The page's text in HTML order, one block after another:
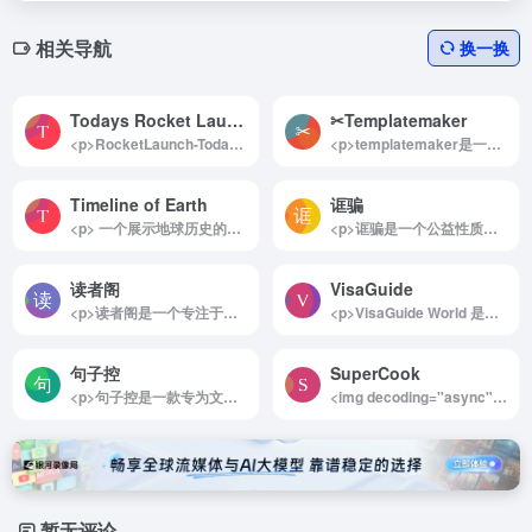
相关导航 换一换
Todays Rocket Launches
<p>RocketLaunch-Today’s Launches 是一款专为太空爱好者和航天领域专家打造的全方位信息平台。无论是了解最新的火箭发射动态，还是回顾历史航天成就，这个网站都能提供详尽而可靠的数据支持。实时更新的任务信息、倒计时以及高清视频资源，让用户足不出户即可跟随全球顶尖航天机构的探索步伐，堪称太空领域的信息宝库。</p><p>详细介绍：</p><p>RocketLaunch-Today’s Launches 是一个专注于全球卫星和飞船发射计划的在线平台，覆盖 SpaceX、NASA 以及其他航天机构的最新动态。用户可以随时查看当天的火箭发射时间表，并通过实时倒计时掌握每一项任务的关键时刻。平台提供详细的任务背景信息、高清视频直播以及实时状态更新，帮助用户深入了解每次发射的技术亮点和科学意义。</p><p>除了当下的发射信息，网站还记录了丰富的历史航天数据，包括历年发射任务的详尽档案和年度回顾等内容，为研究者和爱好者提供珍贵的参考资料。RocketLaunch-Today’s Launches 用全面的功能和易用的界面，成为航天领域信息获取的不二选择，既能满足科普需求，也能服务于专业研究。</p><img decoding="async" data-src="//www.40000.net/wp-content/uploads/2024/12/20241215075441-675e8b416ea93.webp" src="https://www.40000.net/wp-content/themes/onenav/images/t.png" alt="Todays Rocket Launches">
✂Templatemaker ︎
<p>templatemaker是一个提供在线免费纸盒模型下载和制作方法的网站，旨在帮助用户轻松制作各种纸盒。该平台的纸盒种类繁多，涵盖了从简单的礼品盒到复杂的包装设计，满足不同需求的用户。制作这些纸盒所需的原材料非常简单，仅需剪刀、硬纸板和胶水，便可以开始创作。</p><p>在templatemaker上，用户可以免费创建和下载自定义尺寸的纸艺和包装模板。网站提供了多种模板类型，适用于纸工艺、包装、包装设计、学习材料以及装饰等多个领域。无论是想要为特别的场合制作独特的礼物包装，还是需要设计学习材料的教师，templatemaker都能提供丰富的资源和灵感。此外，用户无需注册即可直接使用和下载模板，极大地方便了用户的体验。</p><p>推荐使用templatemaker的理由在于，它不仅提供了丰富的纸盒设计选择，还鼓励用户发挥创意，制作个性化的纸艺作品。无论是家庭手工爱好者、学生还是教师，都能在这个平台上找到适合自己的项目。通过简单的操作和易于理解的制作方法，用户可以在家中享受DIY的乐趣，创造出独特的纸盒作品。</p><p>总之，templatemaker是一个理想的在线资源，适合所有对纸艺和包装设计感兴趣的人。无论是初学者还是经验丰富的手工艺者，都能在这里找到灵感和实用的工具，轻松实现自己的创意。</p><img decoding="async" data-src="//www.40000.net/wp-content/uploads/2024/12/20241215075505-675e8b59b286c.webp" src="https://www.40000.net/wp-content/themes/onenav/images/t.png" alt="✂Templatemaker ︎">
Timeline of Earth
<p> 一个展示地球历史的网站，它通过丰富的图文和多媒体内容详细介绍了地球各个重要阶段的历史。这个网站不仅涵盖了恐龙时代、历史时期以及文明发展等关键时期，还提供了直观易懂的图标来帮助用户理解地球从无到有的演化过程。 </p>
诓骗
<p>诓骗是一个公益性质的网站，旨在通过收集和分享真实案例以及防骗技巧来帮助人们提升识骗防骗的能力。它提供了丰富的反诈信息，包括最新骗局、实用防骗指南、相关法律法规等内容，非常适合想要提升安全意识的用户。这一网站的宗旨是“愿天下无骗”，为用户提供可靠的学习资源，帮助他们避免陷入各种诈骗陷阱。</p><p>详细介绍：</p><p>诓骗致力于构建一个全面的防骗知识平台，通过提供丰富的内容帮助人们提高警惕和自我保护意识。该网站涵盖了多个重要的专栏，内容包括当前社会上常见的骗局、近期新型诈骗风险的曝光、深入的防骗技巧分析，以及针对不同类型诈骗的法律应对指南等。用户可以浏览最新的真实案例，学习如何辨别骗局，获得有关常见诈骗手段的防范建议，还能深入了解相关法律知识以应对可能遇到的纠纷。</p><p>此外，网站在“硬核反诈”栏目中详尽分析了各类骗局的操作手法和识别方法，适合各类人群尤其是易受骗的长者和年轻人学习参考。无论是学习基础的防骗知识，还是想要了解最新的诈骗趋势，这里都可以提供全面的资源支持。通过诓骗 – 小心有骗，用户不仅可以提升自身的防骗能力，也能更好地保护家人和朋友的财产与信息安全。</p><img decoding="async" data-src="//www.40000.net/wp-content/uploads/2024/12/20241215075901-675e8c4511731.webp" src="https://www.40000.net/wp-content/themes/onenav/images/t.png" alt="诓骗">
读者阁
<p>读者阁是一个专注于《读者》杂志免费在线阅读和下载的平台，为广大读者爱好者提供了便捷的资源获取渠道。网站提供《读者》杂志的 PDF 电子版，可供用户在线阅读或免费下载，帮助喜爱《读者》的朋友轻松享受这一经典杂志的优质内容。</p><p>无需注册或登录，用户只需打开网站即可直接访问所需资源，体现了平台以用户体验为核心的设计理念。读者阁始终秉承“用爱发电”的初衷，不断更新《读者》杂志的最新信息和往期资源，致力于为广大读者打造一个知识分享与文化传播的开放空间。</p><p>所有资源均通过 Alist 网盘进行分享，提供了高效且稳定的下载体验。无论是想随时随地在线阅读，还是保存电子版以便离线查阅，读者阁都能满足不同用户的需求。作为一个免费公益性平台，读者阁为传播优质文化内容贡献了自己的力量，是《读者》爱好者不可错过的宝贵资源库。</p><img decoding="async" data-src="//www.40000.net/wp-content/uploads/2024/12/20241215075405-675e8b1d19a23.webp" src="https://www.40000.net/wp-content/themes/onenav/images/t.png" alt="读者阁">
VisaGuide
<p>VisaGuide World 是一个免费的全球签证信息指南网站，提供丰富的签证信息及最新的政策动态。其全球护照指数系统基于独特的目的地重要性评分（DSS），对各国护照进行详细排名，为旅行者和移民者提供全面的签证和护照信息，是出行规划的有力助手。</p><p>查看排名：<a href="https://www.40000.net/go/?url=aHR0cHM6Ly9jb2Rlcm5hdi5jb20vZ28vP3VybD1hSFIwY0hNNkx5OTJhWE5oWjNWcFpHVXVkMjl5YkdRdmNHRnpjM0J2Y25RdmFXNWtaWGclM0Q%3D" target="_blank" rel="noopener" class="external external" rel="nofollow noopener">https://visaguide.world/passport/index</a></p><p>详细介绍：</p><p>VisaGuide World 是一个专为全球旅行者和移民者设计的在线签证信息指南平台。该网站旨在简化签证信息的获取过程，为用户提供一目了然的签证政策、申请要求以及最新动态，帮助旅行者快速了解前往各国所需的签证类型和条件。无论是短期旅游、商务访问还是长期移民计划，VisaGuide World 都为用户提供了详细、权威的签证指南，同时实时跟踪更新各国的签证政策变化。</p><p>此外，VisaGuide World 提供了一个名为全球护照指数的护照排名系统。该系统通过称为目的地重要性评分（DSS）的独特算法，衡量护照的实际价值。DSS依据多重因素，对全球199个国家和地区的护照进行评估，包括免签国家数量、签证便捷度等，为每本护照赋予一个独特的评分。通过这些数据，用户可以清晰地了解不同护照的全球排名和持有优势。截至2024年6月，根据VisaGuide World的排名，新加坡护照以91.15分位居榜首，被认为是全球最具实力的护照。</p><p>作为签证和护照信息领域的领先平台，VisaGuide World 不仅适用于普通旅行者，也为商务人士、移民申请者提供了可靠的资源。它的全球护照指数使用户能够根据最新数据做出明智的出行或移民选择。</p><img decoding="async" data-src="//www.40000.net/wp-content/uploads/2024/12/20241215075543-675e8b7fa72cf.webp" src="https://www.40000.net/wp-content/themes/onenav/images/t.png" alt="VisaGuide">
句子控
<p>句子控是一款专为文案创作者和内容工作者设计的AI神器，帮助用户高效生成优质文案并提供海量创意素材。无论是小红书爆文创作、文章标题生成，还是日周报撰写，句子控都能提供丰富的灵感资源，尤其适合那些需要大量创意的场景，让灵感源源不断，再也不用为找不到好句子而发愁。更重要的是，这款工具无需注册，打开即可使用，非常方便。</p><p>详细介绍：</p><p>句子控不仅是一个AI文案生成器，还汇集了经典电影台词、名人名言、古诗词、祝福语等海量高质量文案素材，无论是撰写小红书爆文、编辑朋友圈文案，还是灵感枯竭时的句子摘抄，这款工具都能提供丰富的内容来源。句子控的功能相当全面，不仅包括标题生成器、取名神器，还能自动生成符合场景的伤感文案、名言佳句等，特别适合需要持续输出创意的内容创作者和社交媒体用户。无需注册，随时可以在网页版或APP上获取所需内容，是一款提升效率的便捷工具。</p><img decoding="async" data-src="//www.40000.net/wp-content/uploads/2024/12/20241215075831-675e8c27df424.webp" src="https://www.40000.net/wp-content/themes/onenav/images/t.png" alt="句子控">
SuperCook
<img decoding="async" data-src="//www.40000.net/wp-content/uploads/2024/12/20241215075341-675e8b050e337.webp" src="https://www.40000.net/wp-content/themes/onenav/images/t.png" alt="SuperCook"><p>SuperCook 是一款智能化的免费在线食谱生成器和搜索引擎，专为帮助用户充分利用现有食材设计。通过简单输入家中现有的食材，SuperCook即可快速匹配相关的菜谱，生成数以千计的美食制作方案。平台支持全球多种语言，用户无需注册登录即可使用，既方便又快捷，同时还提供手机端App版本，随时随地为用户带来美食灵感。</p><p>这个网站能让厨房变得更加轻松和高效，是解决“有食材却不知道做什么”这一难题的完美助手。无论是精打细算利用剩余食材，还是探索新的烹饪灵感，SuperCook都能轻松满足用户的需求。它简洁直观的操作方式和丰富的食谱选择让每位家庭厨师都能快速上手，提升烹饪乐趣和效率。</p><p>它的核心亮点在于其强大的食谱匹配功能。用户只需输入手头已有的食材，例如“鸡蛋、牛奶、面粉”，系统便会推荐多种菜谱，从简单的早餐煎饼到复杂的主菜制作应有尽有。同时，SuperCook提供了多语言支持，适用于全球用户，涵盖各种不同的饮食文化和菜式偏好。</p><p>此外，SuperCook免除了注册登录的繁琐步骤，无需额外操作即可直接使用，让用户体验更加流畅。手机App版本则进一步提升了便捷性，无论是计划周末大餐还是快速解决一顿便饭，SuperCook都能成为得力的厨房助手，为每位用户带来不一样的烹饪体验。</p>